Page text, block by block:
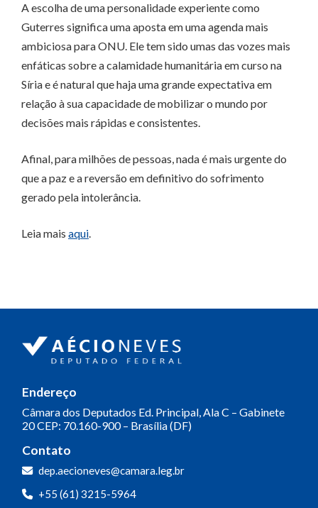
A escolha de uma personalidade experiente como
Guterres significa uma aposta em uma agenda mais
ambiciosa para ONU. Ele tem sido umas das vozes mais
enfáticas sobre a calamidade humanitária em curso na
Síria e é natural que haja uma grande expectativa em
relação à sua capacidade de mobilizar o mundo por
decisões mais rápidas e consistentes.
Afinal, para milhões de pessoas, nada é mais urgente do
que a paz e a reversão em definitivo do sofrimento
gerado pela intolerância.
Leia mais aqui.
Endereço
Câmara dos Deputados Ed. Principal, Ala C – Gabinete
20CEP: 70.160-900 – Brasília (DF)
Contato
dep.aecioneves@camara.leg.br
+55 (61) 3215-5964